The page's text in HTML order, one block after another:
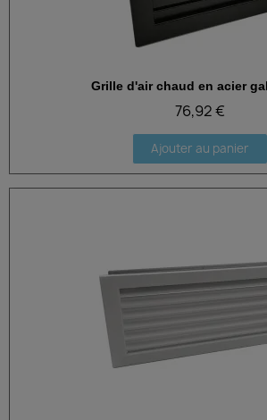
Aperçu rapide
Grille d'air chaud en acier
76,92 €
Ajouter au panier